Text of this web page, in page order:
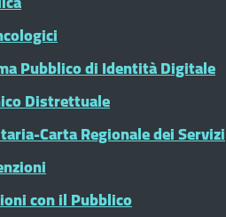
Pubblico di Identità Digitale
Distrettuale
Carta Regionale dei Servizi
con il Pubblico